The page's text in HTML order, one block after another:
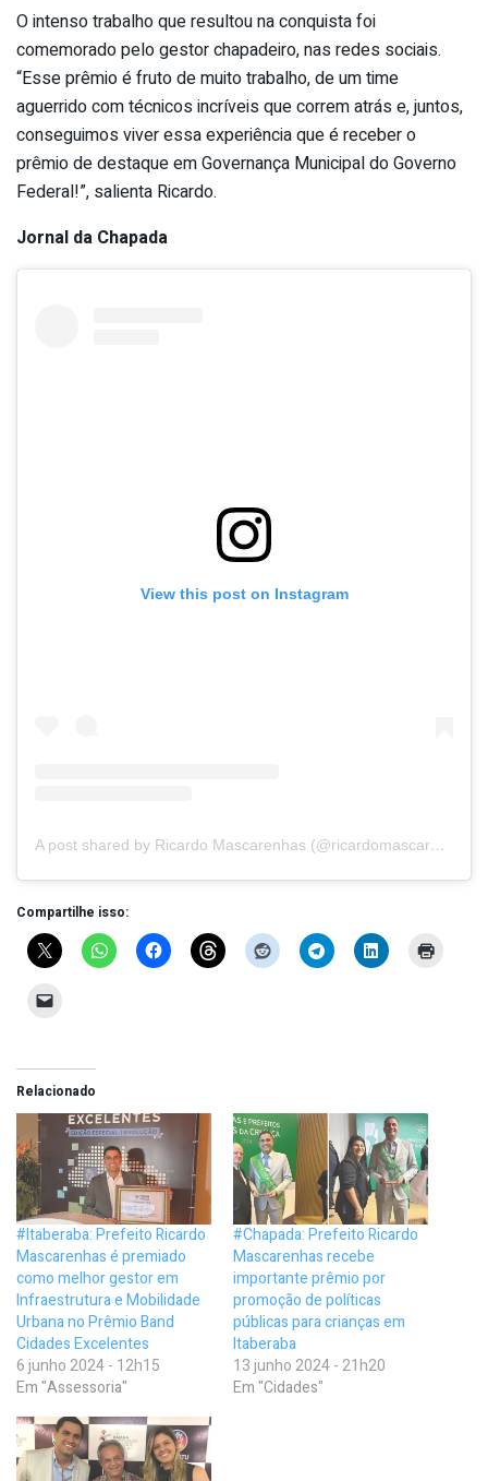
O intenso trabalho que resultou na conquista foi
comemorado pelo gestor chapadeiro, nas redes sociais.
“Esse prêmio é fruto de muito trabalho, de um time
aguerrido com técnicos incríveis que correm atrás e, juntos,
conseguimos viver essa experiência que é receber o
prêmio de destaque em Governança Municipal do Governo
Federal!”, salienta Ricardo.
Jornal da Chapada
View this post on Instagram
A post shared by Ricardo Mascarenhas (@ricardomascarenhasoficial)
Compartilhe isso:
Relacionado
#Itaberaba: Prefeito Ricardo
Mascarenhas é premiado
como melhor gestor em
Infraestrutura e Mobilidade
Urbana no Prêmio Band
Cidades Excelentes
6 junho 2024 - 12h15
Em "Assessoria"
#Chapada: Prefeito Ricardo
Mascarenhas recebe
importante prêmio por
promoção de políticas
públicas para crianças em
Itaberaba
13 junho 2024 - 21h20
Em "Cidades"